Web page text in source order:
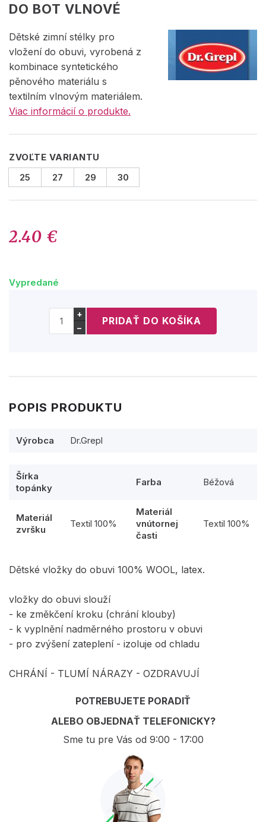
DO BOT VLNOVÉ
Dětské zimní stélky pro
vložení do obuvi, vyrobená z
kombinace syntetického
pěnového materiálu s
textilním vlnovým materiálem.
Viac informácií o produkte.
ZVOĽTE VARIANTU
25
27 29 30
2.40 €
Vypredané
+
−
POPIS PRODUKTU
Výrobca Dr.Grepl
Šírka
topánky
Farba Béžová
Materiál
zvršku
Textil 100%
Materiál
vnútornej
časti
Textil 100%
Dětské vložky do obuvi 100% WOOL, latex.
vložky do obuvi slouží
- ke změkčení kroku (chrání klouby)
- k vyplnění nadměrného prostoru v obuvi
- pro zvýšení zateplení - izoluje od chladu
CHRÁNÍ - TLUMÍ NÁRAZY - OZDRAVUJÍ
POTREBUJETE PORADIŤ
ALEBO OBJEDNAŤ TELEFONICKY?
Sme tu pre Vás od 9:00 - 17:00